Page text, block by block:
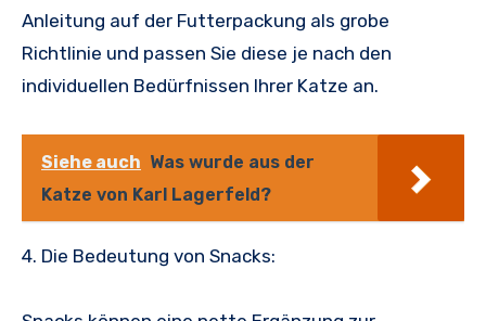
Anleitung auf der Futterpackung als grobe
Richtlinie und passen Sie diese je nach den
individuellen Bedürfnissen Ihrer Katze an.
Siehe auch Was wurde aus der
Katze von Karl Lagerfeld?
4. Die Bedeutung von Snacks: